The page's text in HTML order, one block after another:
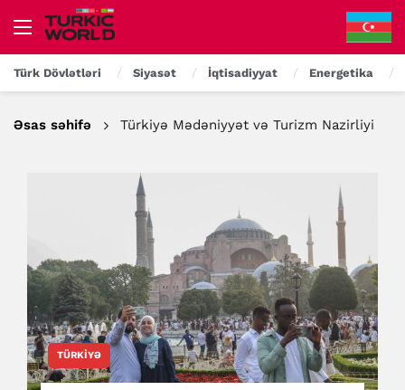
Türk Dövlətləri Siyasət İqtisadiyyat Energetika
Əsas səhifə Türkiyə Mədəniyyət və Turizm Nazirliyi
TÜRKIYƏ